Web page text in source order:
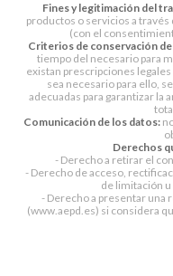
Fines y legitimación del
productos o servicios a
(con el
Criterios de conservación
tiempo del necesario para
existan prescripciones
sea necesario para ello,
adecuadas para garantizar la
Comunicación de los datos:
Derechos
- Derecho a retirar el
- Derecho de acceso,
de limitación
- Derecho a presentar una
(www.aepd.es) si considera